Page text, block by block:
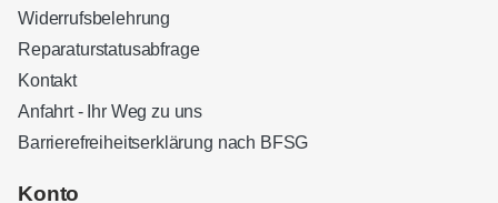
Widerrufsbelehrung
Reparaturstatusabfrage
Kontakt
Anfahrt - Ihr Weg zu uns
Barrierefreiheitserklärung nach BFSG
Konto
Kundenbewertungen und Erfahrungen zu